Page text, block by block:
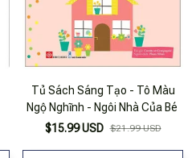
Tủ Sách Sáng Tạo - Tô Màu
Ngộ Nghĩnh - Ngôi Nhà Của Bé
$15.99 USD $21.99 USD